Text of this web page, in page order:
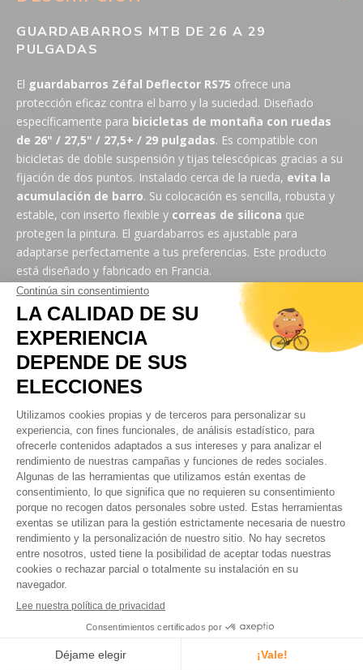
GUARDABARROS MTB DE 26 A 29
PULGADAS
El guardabarros Zéfal Deflector RS75 ofrece una
protección eficaz contra el barro y la suciedad. Diseñado
específicamente para bicicletas de montaña con ruedas
de 26" / 27,5" / 27,5+ / 29 pulgadas. Es compatible con
bicicletas de doble suspensión y tijas telescópicas gracias a su
fijación de dos puntos. Instalado cerca de la rueda, evita la
acumulación de barro. Su colocación es sencilla, robusta y
estable, con inserto flexible y correas de silicona que
protegen la pintura. El guardabarros es ajustable para
adaptarse perfectamente a tus preferencias. Este producto
está diseñado y fabricado en Francia.
GUARDABARROS PARA MTB DOBLE
SUSPENSIÓN
El guardabarros se fija mediante el sujetador MD-Strap, lo
que permite un montaje y desmontaje rápidos
se puede montar en lostirantes traseros,
una fijación precisa y una orientación ajustable del
guardabarros. Para más detalles puedes consultar las
instrucciones de montaje de guardabarros Zéfal.
Lasmedidas de este guardabarros son663 x 80 x 290 mm
está recomendado para cubiertas con unancho máximo de
2,8 pulgadas.
CARACTERÍSTICAS
MARCA